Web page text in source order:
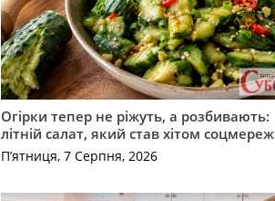
Огірки тепер не ріжуть, а розбивають:
літній салат, який став хітом соцмереж
П’ятниця, 7 Серпня, 2026